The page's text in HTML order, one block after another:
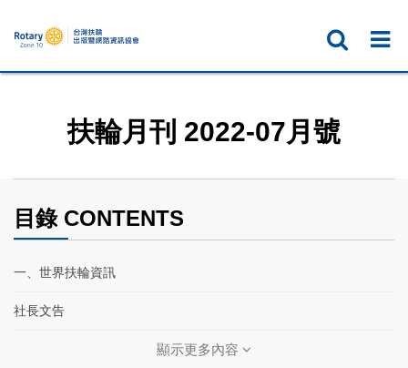
扶輪月刊 2022-07月號
目錄 CONTENTS
一、世界扶輪資訊
社長文告
扶輪基金保管委員會主委文告顯示更多內容